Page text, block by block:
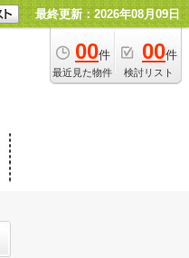
最終更新：2026年08月09日
00件
最近見た物件
00件
検討リスト